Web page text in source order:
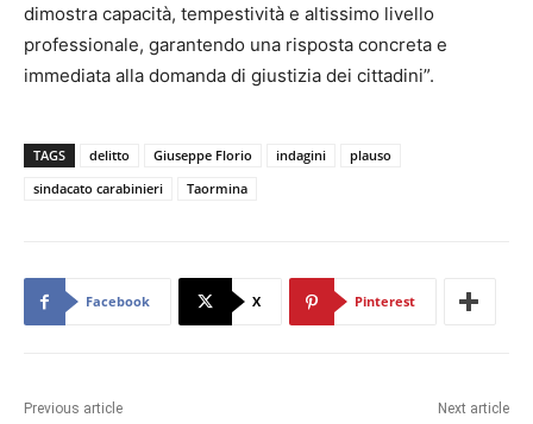
dimostra capacità, tempestività e altissimo livello
professionale, garantendo una risposta concreta e
immediata alla domanda di giustizia dei cittadini”.
TAGS delitto Giuseppe Florio indagini
plauso
sindacato carabinieri
Taormina
Facebook X Pinterest
Previous article Next article